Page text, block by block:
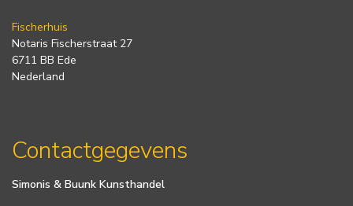
Fischerhuis
Notaris Fischerstraat 27
6711 BB Ede
Nederland
Contactgegevens
Simonis & Buunk Kunsthandel